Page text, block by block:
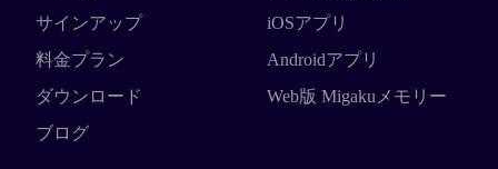
サインアップ
料金プラン
ダウンロード
ブログ
iOSアプリ
Androidアプリ
Web版 Migakuメモリー